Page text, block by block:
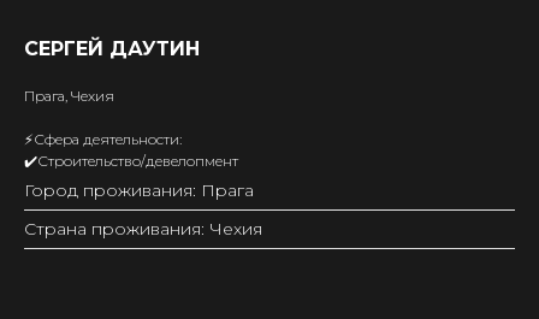
СЕРГЕЙ ДАУТИН
Прага, Чехия
⚡️Сфера деятельности:
✔️Строительство/девелопмент
Город проживания: Прага
Страна проживания: Чехия